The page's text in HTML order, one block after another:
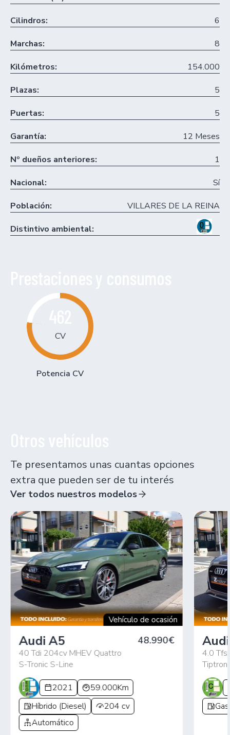
Cilindros: 6
Marchas: 8
Kilómetros: 154.000
Plazas: 5
Puertas: 5
Garantía: 12 Meses
Nº dueños anteriores: 1
Nacional: Sí
Población: VILLARES DE LA REINA
Distintivo ambiental:
CV
Potencia CV
Te presentamos unas cuantas opciones
extra que pueden ser de tu interés
Ver todos nuestros modelos
Vehículo de ocasión
Audi A5
40 Tdi 204cv MHEV Quattro
S-Tronic S-Line
48.990€
2021
59.000Km
Híbrido (Diesel)
204 cv
Automático
4.0